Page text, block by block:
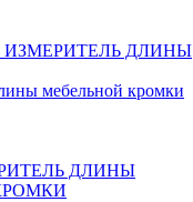
ДЛИНЫ
ДЛИНЫ